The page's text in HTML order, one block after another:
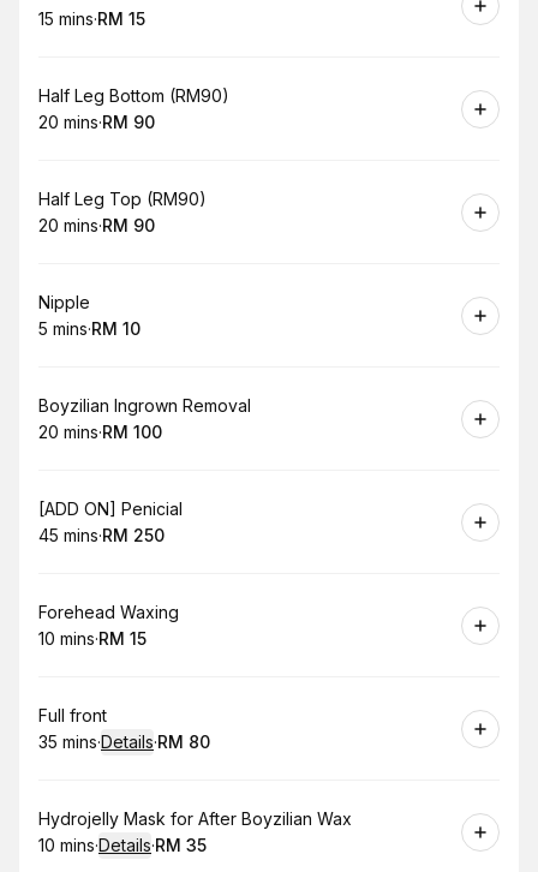
.Duration
15 mins·
.Price
RM 15
Book
Half Leg Bottom (RM90)
.Duration
20 mins·
.Price
RM 90
Book
Half Leg Top (RM90)
.Duration
20 mins·
.Price
RM 90
Book
Nipple
. Duration:
5 mins·
.Price
RM 10
Book
Boyzilian Ingrown Removal
.Duration
20 mins·
.Price:
RM 100
Book
[ADD ON] Penicial
.Duration
45 mins·
.Price:
RM 250
Book
Forehead Waxing
.Duration
10 mins·
.Price
RM 15
Book
Full front
.Duration:
35 mins·Details·
.Price
RM 80
Book
Hydrojelly Mask for After Boyzilian Wax
.Duration:
10 mins·Details·
.Price
RM 35